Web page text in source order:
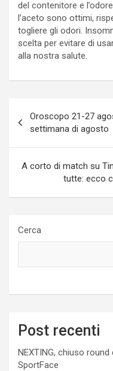
del contenitore e
l’aceto sono ottimi,
togliere gli odori.
scelta per evitare di
alla nostra salute.
articoli
Oroscopo 21-27
settimana di agosto
A corto di match su
tutte: ecco
Cerca
Post recenti
NEXTING, chiuso
SportFace